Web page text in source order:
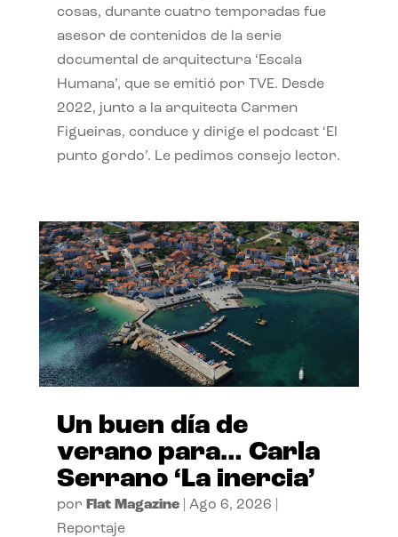
cosas, durante cuatro temporadas fue
asesor de contenidos de la serie
documental de arquitectura ‘Escala
Humana’, que se emitió por TVE. Desde
2022, junto a la arquitecta Carmen
Figueiras, conduce y dirige el podcast ‘El
punto gordo’. Le pedimos consejo lector.
Un buen día de
verano para… Carla
Serrano ‘La inercia’
por Flat Magazine| Ago 6, 2026
Reportaje